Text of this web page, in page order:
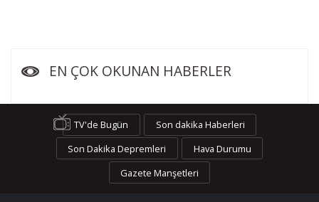
EN ÇOK OKUNAN HABERLER
TV'de Bugün
Son dakika Haberleri
Son Dakika Depremleri
Hava Durumu
Gazete Manşetleri